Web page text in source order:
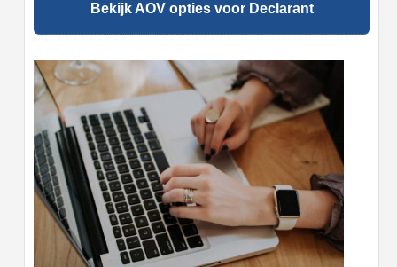
Bekijk AOV opties voor Declarant